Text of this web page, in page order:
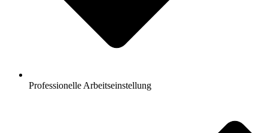
Professionelle Arbeitseinstellung